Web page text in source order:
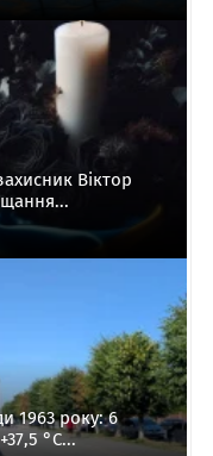
Віктор
1963 року: 6
°C...